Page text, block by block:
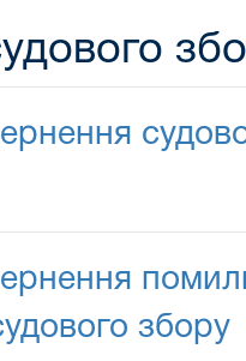
збору